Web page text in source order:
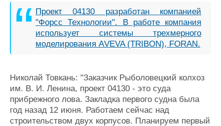
Проект 04130 разработан компанией
"Форсс Технологии". В работе компания
использует системы трехмерного
моделирования АVEVA (TRIBON), FORAN.
Николай Товкань: "Заказчик Рыболовецкий колхоз
им. В. И. Ленина, проект 04130 - это суда
прибрежного лова. Закладка первого судна была
год назад 12 июня. Работаем сейчас над
строительством двух корпусов. Планируем первый